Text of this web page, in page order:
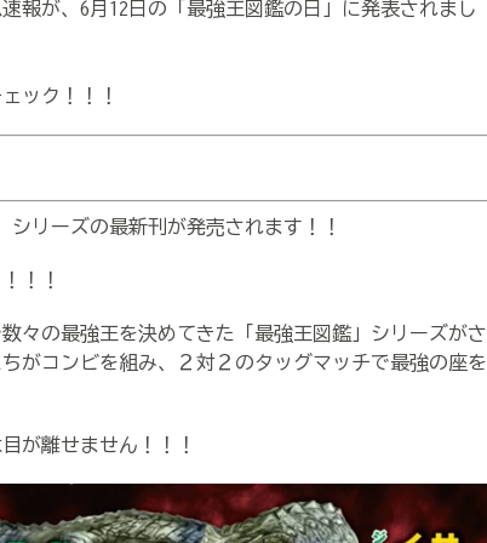
報が、6月12日の「最強王図鑑の日」に発表されまし
ック！！！
リーズの最新刊が発売されます！！
！！
の最強王を決めてきた「最強王図鑑」シリーズがさ
がコンビを組み、２対２のタッグマッチで最強の座を
が離せません！！！